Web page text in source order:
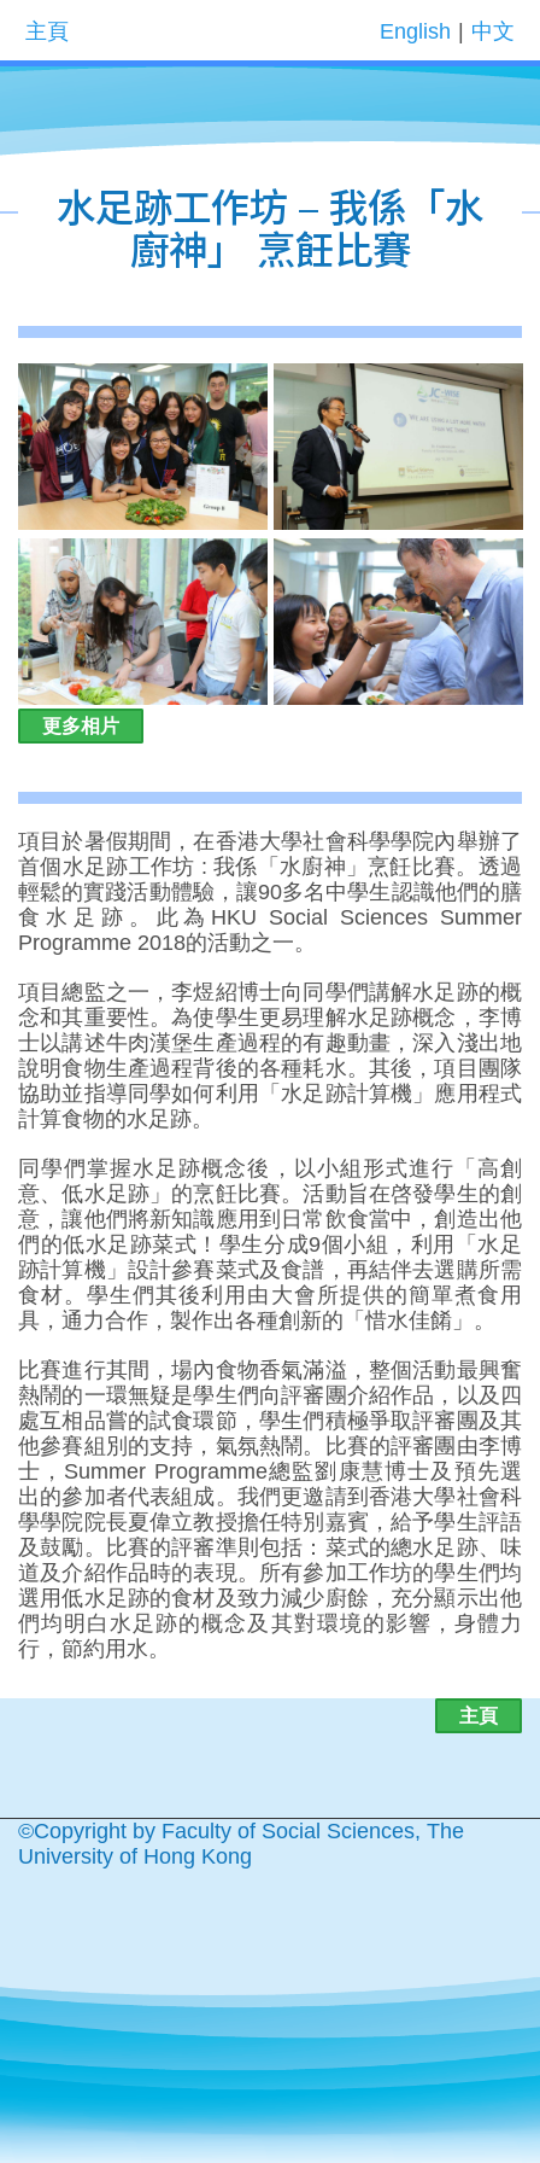
主頁 English 中文
水足跡工作坊 – 我係「水
廚神」 烹飪比賽
更多相片
項目於暑假期間，在香港大學社會科學學院內舉辦了
首個水足跡工作坊 : 我係「水廚神」烹飪比賽。透過
輕鬆的實踐活動體驗，讓90多名中學生認識他們的膳
食水足跡。此為HKU Social Sciences Summer
Programme 2018的活動之一。
項目總監之一，李煜紹博士向同學們講解水足跡的概
念和其重要性。為使學生更易理解水足跡概念，李博
士以講述牛肉漢堡生產過程的有趣動畫，深入淺出地
說明食物生產過程背後的各種耗水。其後，項目團隊
協助並指導同學如何利用「水足跡計算機」應用程式
計算食物的水足跡。
同學們掌握水足跡概念後，以小組形式進行「高創
意、低水足跡」的烹飪比賽。活動旨在啓發學生的創
意，讓他們將新知識應用到日常飲食當中，創造出他
們的低水足跡菜式！學生分成9個小組，利用「水足
跡計算機」設計參賽菜式及食譜，再結伴去選購所需
食材。學生們其後利用由大會所提供的簡單煮食用
具，通力合作，製作出各種創新的「惜水佳餚」。
比賽進行其間，場內食物香氣滿溢，整個活動最興奮
熱鬧的一環無疑是學生們向評審團介紹作品，以及四
處互相品嘗的試食環節，學生們積極爭取評審團及其
他參賽組別的支持，氣氛熱鬧。比賽的評審團由李博
士，Summer Programme總監劉康慧博士及預先選
出的參加者代表組成。我們更邀請到香港大學社會科
學學院院長夏偉立教授擔任特別嘉賓，給予學生評語
及鼓勵。比賽的評審準則包括：菜式的總水足跡、味
道及介紹作品時的表現。所有參加工作坊的學生們均
選用低水足跡的食材及致力減少廚餘，充分顯示出他
們均明白水足跡的概念及其對環境的影響，身體力
行，節約用水。
主頁
©Copyright by Faculty of Social Sciences, The
University of Hong Kong